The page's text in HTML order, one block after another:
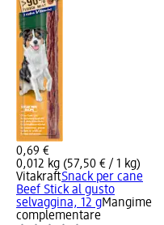
0,69 €
0,012 kg (57,50 € / 1 kg)
VitakraftSnack per cane
Beef Stick al gusto
selvaggina, 12 gMangime
complementare